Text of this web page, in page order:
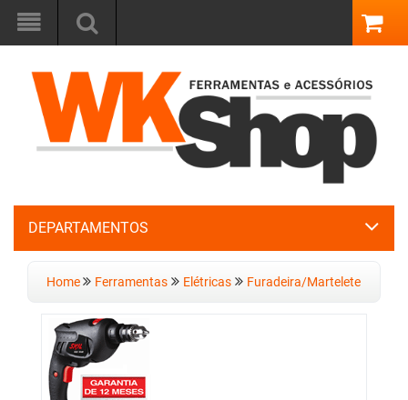
DEPARTAMENTOS
Home Ferramentas Elétricas Furadeira/Martelete